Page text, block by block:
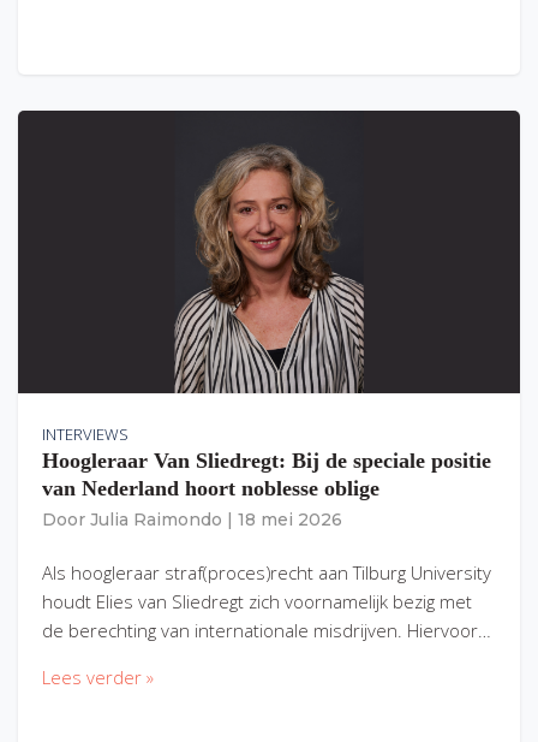
INTERVIEWS
Hoogleraar Van Sliedregt: Bij de speciale positie
van Nederland hoort noblesse oblige
Door Julia Raimondo 18 mei 2026
Als hoogleraar straf(proces)recht aan Tilburg University
houdt Elies van Sliedregt zich voornamelijk bezig met
de berechting van internationale misdrijven. Hiervoor…
Lees verder »